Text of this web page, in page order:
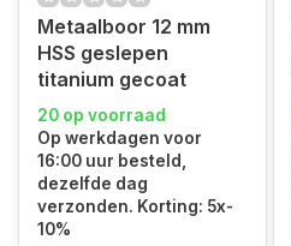
Metaalboor 12 mm
HSS geslepen
titanium gecoat
20 op voorraad
Op werkdagen voor
16:00 uur besteld,
dezelfde dag
verzonden. Korting: 5x-
10%